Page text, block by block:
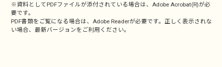
※資料としてPDFファイルが添付されている場合は、Adobe Acrobat(R)が必
要です。
PDF書類をご覧になる場合は、Adobe Readerが必要です。正しく表示されな
い場合、最新バージョンをご利用ください。